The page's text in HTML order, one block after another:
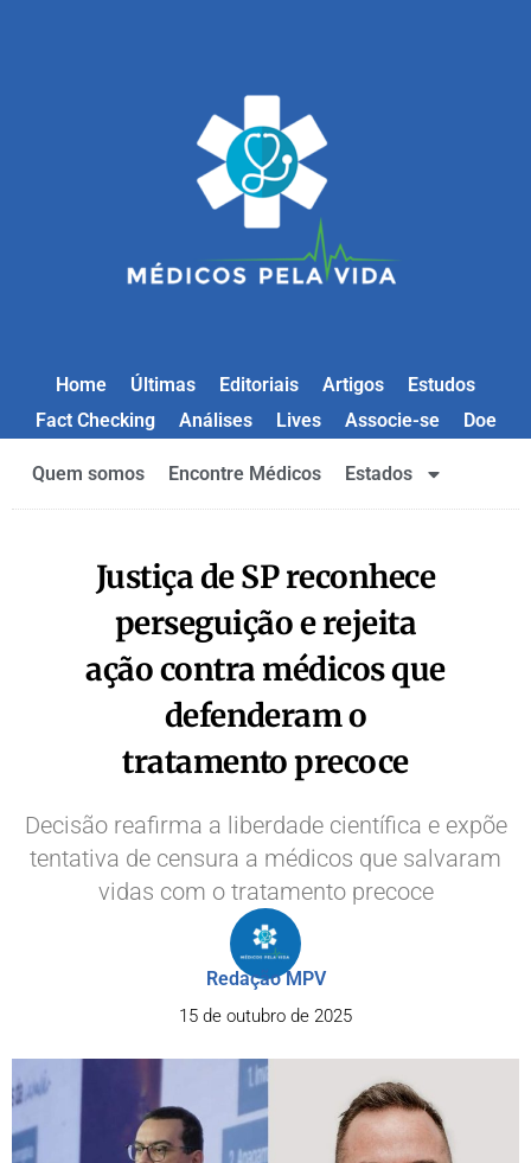
Home Últimas Editoriais Artigos
Estudos
Fact Checking
Análises Lives Associe-se Doe
Quem somos Encontre Médicos Estados
Justiça de SP reconhece
perseguição e rejeita
ação contra médicos que
defenderam o
tratamento precoce
Decisão reafirma a liberdade científica e expõe
tentativa de censura a médicos que salvaram
vidas com o tratamento precoce
Redação MPV
15 de outubro de 2025